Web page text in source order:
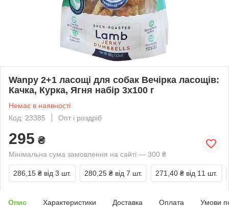
Wanpy 2+1 ласощі для собак Вечірка ласощів:
Качка, Курка, Ягня набір 3х100 г
Немає в наявності
Код: 23385
Опт і роздріб
295 ₴
Мінімальна сума замовлення на сайті — 300 ₴
286,15 ₴ від 3 шт. 280,25 ₴ від 7 шт. 271,40 ₴ від 11 шт.
Опис Характеристики Доставка Оплата Умови